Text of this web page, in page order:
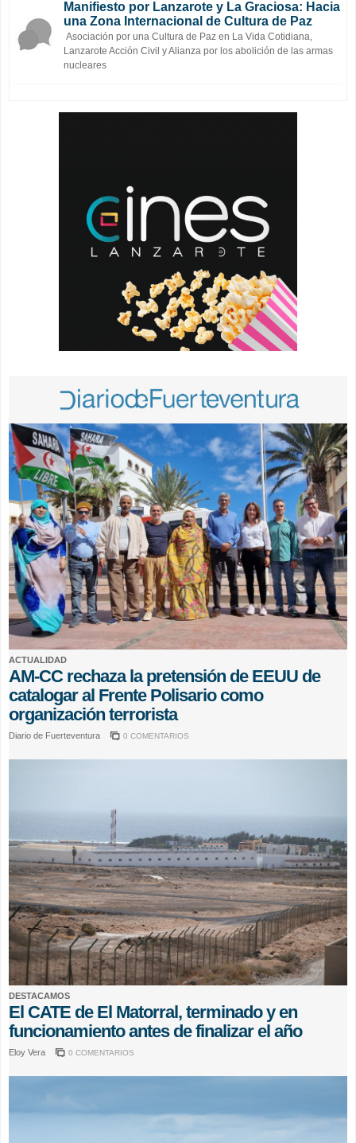
Manifiesto por Lanzarote y La Graciosa: Hacia
una Zona Internacional de Cultura de Paz
Asociación por una Cultura de Paz en La Vida Cotidiana,
Lanzarote Acción Civil y Alianza por los abolición de las armas
nucleares
ACTUALIDAD
AM-CC rechaza la pretensión de EEUU de
catalogar al Frente Polisario como
organización terrorista
Diario de Fuerteventura 0 COMENTARIOS
DESTACAMOS
El CATE de El Matorral, terminado y en
funcionamiento antes de finalizar el año
Eloy Vera 0 COMENTARIOS